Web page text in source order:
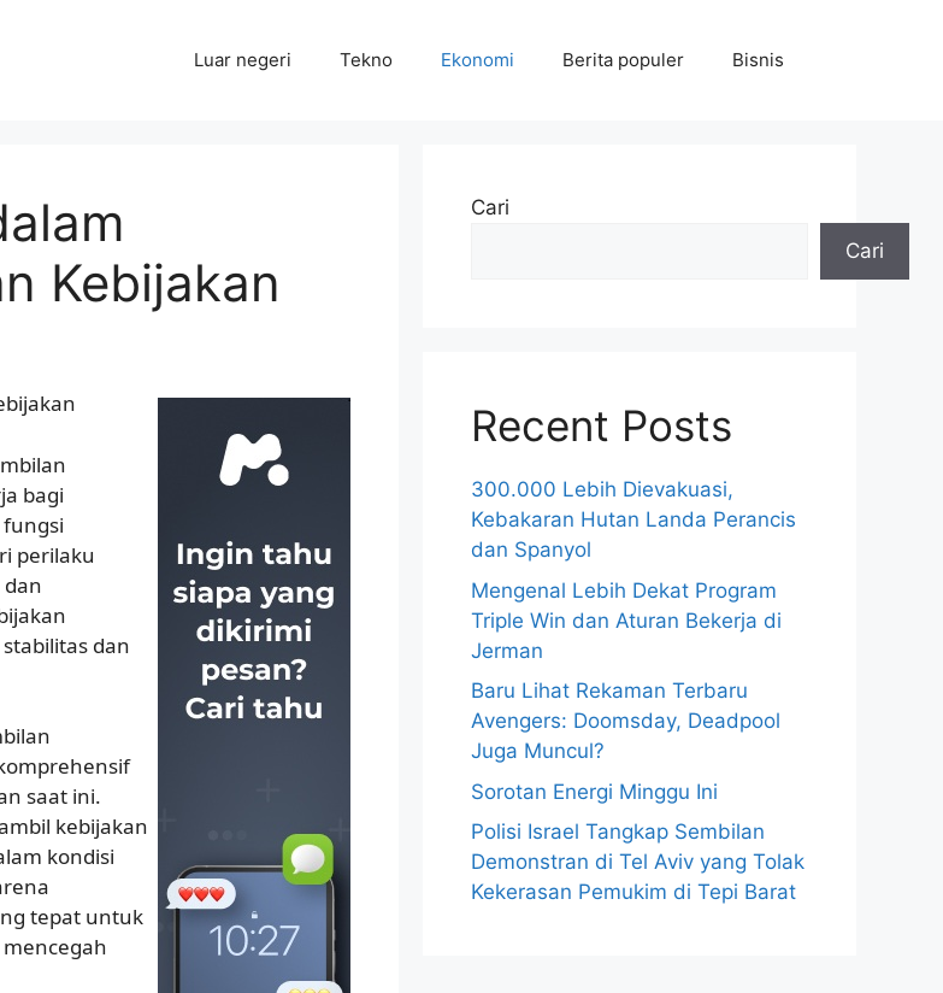
Luar negeri Tekno Ekonomi Berita populer Bisnis
Kebijakan
bagi
perilaku
dan
saat ini.
kebijakan
kondisi
tepat untuk
Cari
Cari
Recent Posts
300.000 Lebih Dievakuasi,
Kebakaran Hutan Landa Perancis
dan Spanyol
Mengenal Lebih Dekat Program
Triple Win dan Aturan Bekerja di
Jerman
Baru Lihat Rekaman Terbaru
Avengers: Doomsday, Deadpool
Juga Muncul?
Sorotan Energi Minggu Ini
Polisi Israel Tangkap Sembilan
Demonstran di Tel Aviv yang Tolak
Kekerasan Pemukim di Tepi Barat